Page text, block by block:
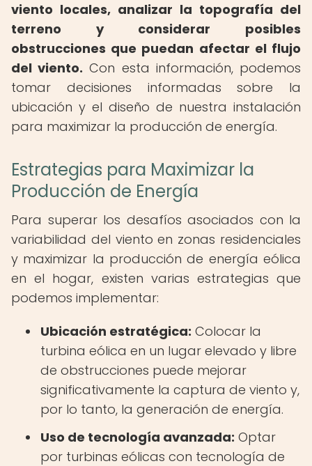
viento locales, analizar la topografía del
terreno y considerar posibles
obstrucciones que puedan afectar el flujo
del viento. Con esta información, podemos
tomar decisiones informadas sobre la
ubicación y el diseño de nuestra instalación
para maximizar la producción de energía.
Estrategias para Maximizar la
Producción de Energía
Para superar los desafíos asociados con la
variabilidad del viento en zonas residenciales
y maximizar la producción de energía eólica
en el hogar, existen varias estrategias que
podemos implementar:
Ubicación estratégica: Colocar la
turbina eólica en un lugar elevado y libre
de obstrucciones puede mejorar
significativamente la captura de viento y,
por lo tanto, la generación de energía.
Uso de tecnología avanzada: Optar
por turbinas eólicas con tecnología de